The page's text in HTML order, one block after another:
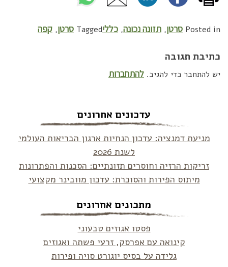
Posted in סרטן, תזונה נכונה, כלליTagged סרטן, קפה
כתיבת תגובה
יש להתחבר כדי להגיב. להתחברות
עדכונים אחרונים
מניעת דמנציה: עדכון הנחיות ארגון הבריאות העולמי
לשנת 2026
זריקות הרזיה וחוסרים תזונתיים: הסכנות והפתרונות
מיתוס הפירות והסוכרת: עדכון מוובינר מקצועי
מתכונים אחרונים
פסטו אגוזים טבעוני
קינואה עם אפרסק, זרעי פשתה ואגוזים
גלידה על בסיס יוגורט סויה ופירות